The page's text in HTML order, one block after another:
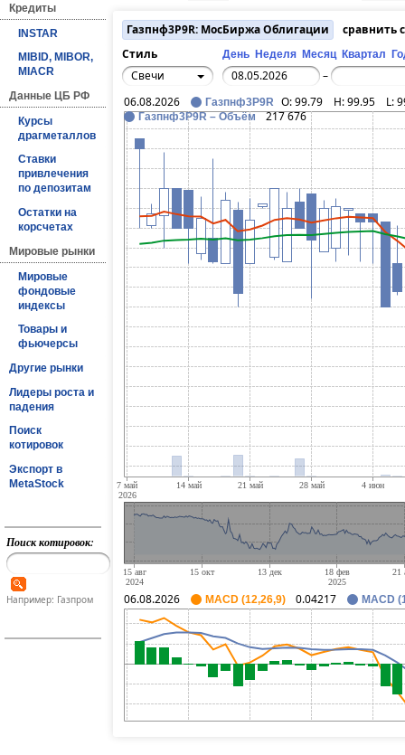
Кредиты
INSTAR
MIBID, MIBOR,
MIACR
Данные ЦБ РФ
Курсы
драгметаллов
Ставки
привлечения
по депозитам
Остатки на
корсчетах
Мировые рынки
Мировые
фондовые
индексы
Товары и
фьючерсы
Другие рынки
Лидеры роста и
падения
Поиск
котировок
Экспорт в
MetaStock
Поиск котировок:
Например: Газпром
Газпнф3P9R: МосБиржа Облигации
сравнить
Стиль
День Неделя Месяц Квартал
Свечи
–
06.08.2026
Газпнф3P9R O:99.79 H:99.95 L:
Газпнф3P9R – Объём 217 676
06.08.2026 MACD (12,26,9) 0.04217 MACD